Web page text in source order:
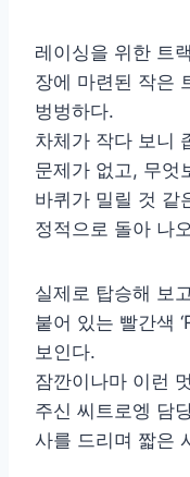
레이싱을 위한 트
장에 마련된 작은
벙벙하다.
차체가 작다 보니
문제가 없고, 무엇
바퀴가 밀릴 것 같
정적으로 돌아 나
실제로 탑승해 보
붙어 있는 빨간색
보인다.
잠깐이나마 이런
주신 씨트로엥 담
사를 드리며 짧은